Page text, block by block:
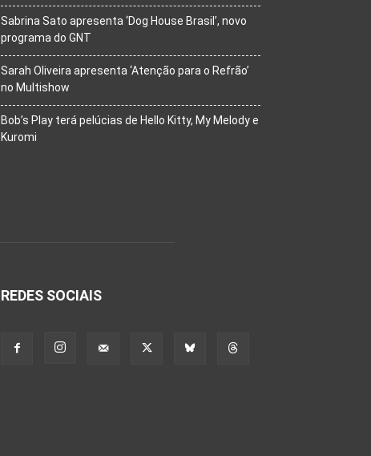
Sabrina Sato apresenta ‘Dog House Brasil’, novo
programa do GNT
Sarah Oliveira apresenta ‘Atenção para o Refrão’
no Multishow
Bob’s Play terá pelúcias de Hello Kitty, My Melody e
Kuromi
REDES SOCIAIS